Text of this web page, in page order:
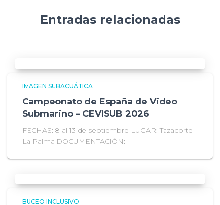
Entradas relacionadas
IMAGEN SUBACUÁTICA
Campeonato de España de Video
Submarino – CEVISUB 2026
FECHAS: 8 al 13 de septiembre LUGAR: Tazacorte,
La Palma DOCUMENTACIÓN:
BUCEO INCLUSIVO